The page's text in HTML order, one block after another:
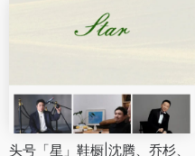
头号「星」鞋橱|沈腾、乔杉、